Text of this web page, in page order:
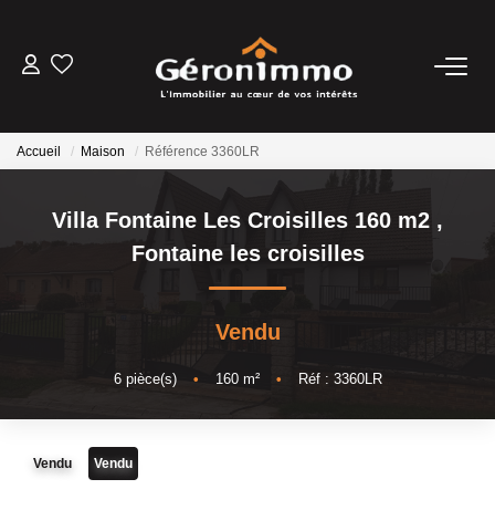
GESTION LOCATIVE
NOTRE AGENCE
Accueil Maison Référence 3360LR
Villa Fontaine Les Croisilles 160 m2 ,
Fontaine les croisilles
Vendu
6pièce(s) • 160m² • Réf : 3360LR
Vendu Vendu